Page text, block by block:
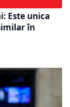
Este unica
în